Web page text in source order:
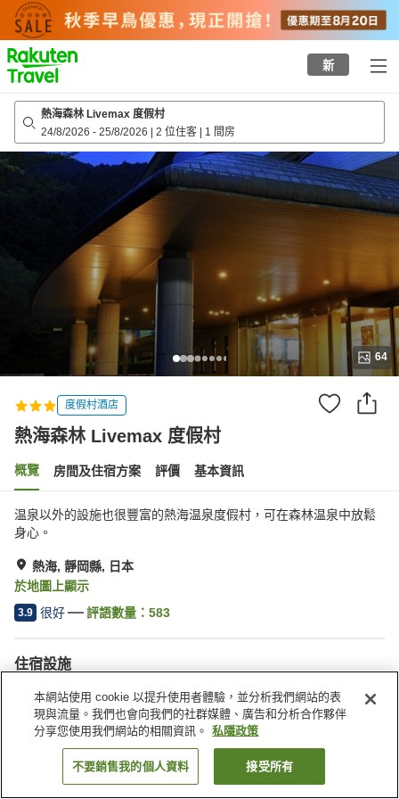
to
top
page
新
熱海森林 Livemax 度假村
24/8/2026 - 25/8/2026 | 2 位住客 | 1 間房
64
度假村酒店
熱海森林 Livemax 度假村
概覽 房間及住宿方案 評價 基本資訊
温泉以外的設施也很豐富的熱海温泉度假村，可在森林温泉中放鬆
身心。
熱海, 靜岡縣, 日本
於地圖上顯示
3.9 很好 評語數量： 583
住宿設施
接送服務
送遞服務
桑拿
水療/美容院
找客房
本網站使用 cookie 以提升使用者體驗，並分析我們網站的表
現與流量。我們也會向我們的社群媒體、廣告和分析合作夥伴
分享您使用我們網站的相關資訊。
私隱政策
不要銷售我的個人資料 接受所有